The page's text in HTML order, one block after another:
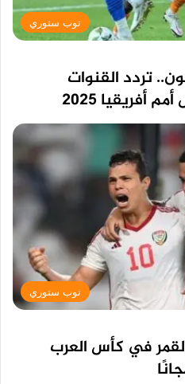
توب ستوري
تردد القنوات
2025
توب ستوري
في كأس العرب